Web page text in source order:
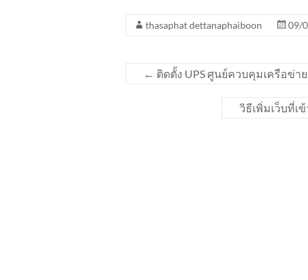
thasaphat dettanaphaiboon 09/
← ติดตั้ง UPS ศูนย์ควบคุมเครือข่า
วิธีเพิ่มเว็บที่เ